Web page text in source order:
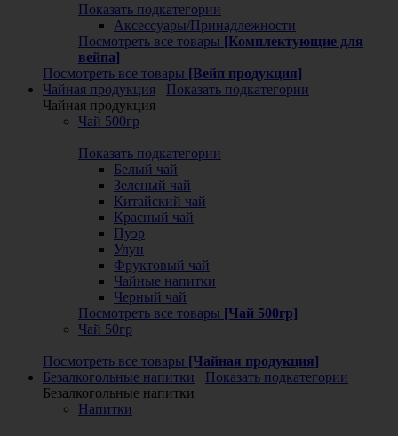
Показать подкатегории
Аксессуары/Принадлежности
Посмотреть все товары [Комплектующие для
вейпа]
Посмотреть все товары [Вейп продукция]
Чайная продукция
Показать подкатегории
Чайная продукция
Чай 500гр
Показать подкатегории
Белый чай
Зеленый чай
Китайский чай
Красный чай
Пуэр
Улун
Фруктовый чай
Чайные напитки
Черный чай
Посмотреть все товары [Чай 500гр]
Чай 50гр
Посмотреть все товары [Чайная продукция]
Безалкогольные напитки
Показать подкатегории
Безалкогольные напитки
Напитки